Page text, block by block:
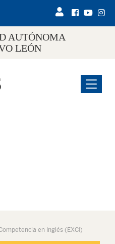
AUTÓNOMA
LEÓN
Menu
en Inglés (EXCI)